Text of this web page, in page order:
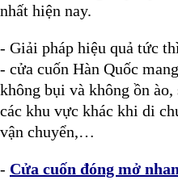
nhất hiện nay.
- Giải pháp hiệu quả tức
- cửa cuốn Hàn Quốc
không bụi và không ồn
các khu vực khác khi di
vận chuyển,…
- Cửa cuốn đóng mở